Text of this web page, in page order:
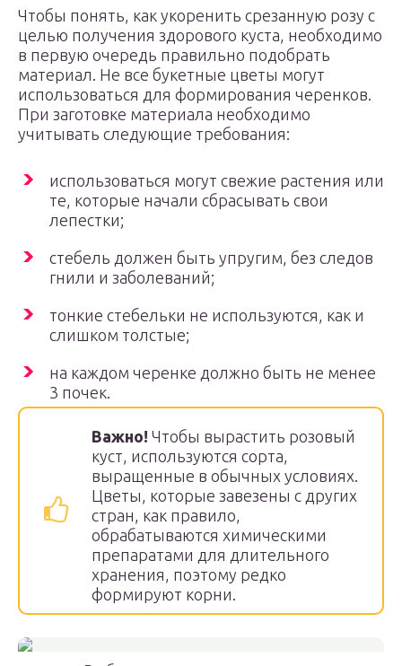
Чтобы понять, как укоренить срезанную розу с
целью получения здорового куста, необходимо
в первую очередь правильно подобрать
материал. Не все букетные цветы могут
использоваться для формирования черенков.
При заготовке материала необходимо
учитывать следующие требования:
использоваться могут свежие растения или
те, которые начали сбрасывать свои
лепестки;
стебель должен быть упругим, без следов
гнили и заболеваний;
тонкие стебельки не используются, как и
слишком толстые;
на каждом черенке должно быть не менее
3 почек.
Важно! Чтобы вырастить розовый
куст, используются сорта,
выращенные в обычных условиях.
Цветы, которые завезены с других
стран, как правило,
обрабатываются химическими
препаратами для длительного
хранения, поэтому редко
формируют корни.